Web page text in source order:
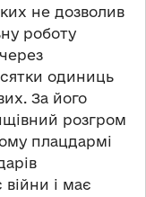
не дозволив
роботу
одиниць
За його
розгром
плацдармі
війни і має